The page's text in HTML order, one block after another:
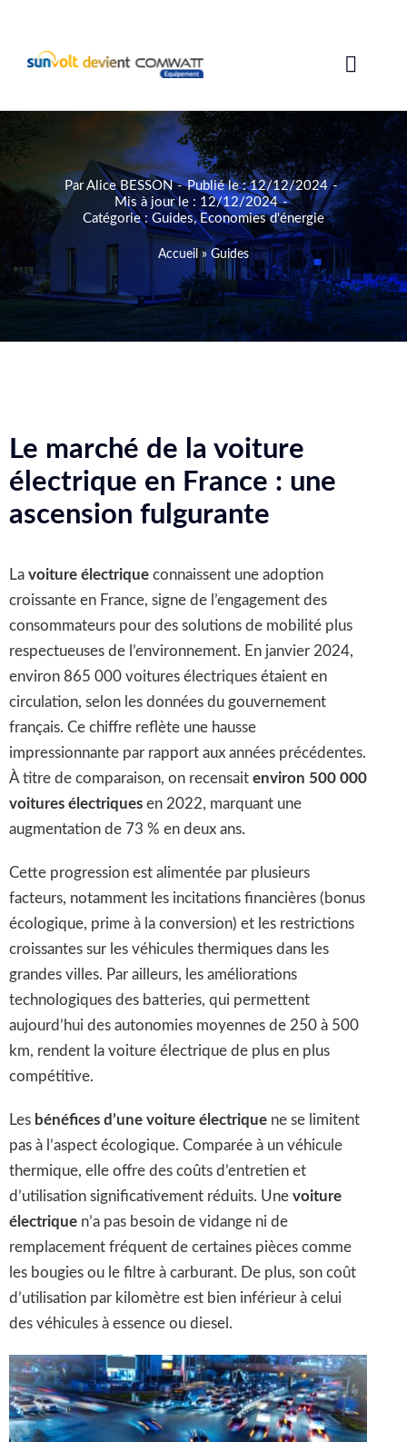
contenu
Toggle
Solutions photovoltaïques
Garanties
Aides
Avis
Demande de devis personnalisé
ParAlice BESSON - Publié le : 12/12/2024 -
Mis à jour le : 12/12/2024 -
Catégorie :Guides, Economies d'énergie
Accueil » Guides
Le marché de la voiture
électrique en France : une
ascension fulgurante
La voiture électriqueconnaissent une adoption
croissante en France, signe de l’engagement des
consommateurs pour des solutions de mobilité plus
respectueuses de l’environnement. En janvier 2024,
environ 865 000 voitures électriques étaient en
circulation, selon les données du gouvernement
français. Ce chiffre reflète une hausse
impressionnante par rapport aux années précédentes.
À titre de comparaison, on recensait environ 500 000
voitures électriquesen 2022, marquant une
augmentation de 73 % en deux ans.
Cette progression est alimentée par plusieurs
facteurs, notamment les incitations financières (bonus
écologique, prime à la conversion) et les restrictions
croissantes sur les véhicules thermiques dans les
grandes villes. Par ailleurs, les améliorations
technologiques des batteries, qui permettent
aujourd’hui des autonomies moyennes de 250 à 500
km, rendent la voiture électrique de plus en plus
compétitive.
Les bénéfices d’une voiture électriquene se limitent
pas à l’aspect écologique. Comparée à un véhicule
thermique, elle offre des coûts d’entretien et
d’utilisation significativement réduits. Une voiture
électriquen’a pas besoin de vidange ni de
remplacement fréquent de certaines pièces comme
les bougies ou le filtre à carburant. De plus, son coût
d’utilisation par kilomètre est bien inférieur à celui
des véhicules à essence ou diesel.